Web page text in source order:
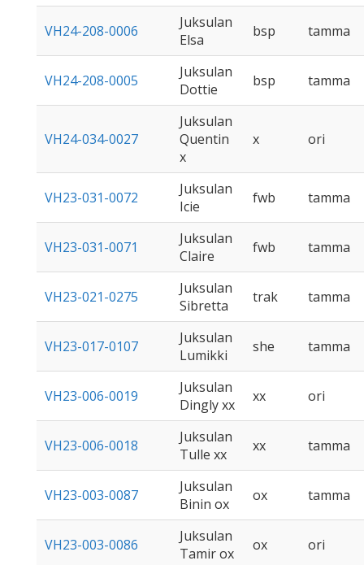
VH24-208-0006
Juksulan
Elsa
bsp tamma
VH24-208-0005
Juksulan
Dottie
bsp tamma
VH24-034-0027
Juksulan
Quentin
x
x ori
VH23-031-0072
Juksulan
Icie
fwb tamma
VH23-031-0071
Juksulan
Claire
fwb tamma
VH23-021-0275
Juksulan
Sibretta
trak tamma
VH23-017-0107
Juksulan
Lumikki
she tamma
VH23-006-0019
Juksulan
Dingly xx
xx ori
VH23-006-0018
Juksulan
Tulle xx
xx tamma
VH23-003-0087
Juksulan
Binin ox
ox tamma
VH23-003-0086
Juksulan
Tamir ox
ox ori